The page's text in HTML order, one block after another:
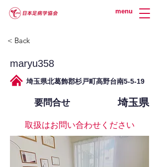
menu
< Back
maryu358
埼玉県北葛飾郡杉戸町高野台南5-5-19
要問合せ 埼玉県
取扱はお問い合わせください